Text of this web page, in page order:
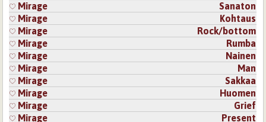
Mirage
Sanaton
Mirage
Kohtaus
Mirage
Rock/bottom
Mirage
Rumba
Mirage
Nainen
Mirage
Man
Mirage
Sakkaa
Mirage
Huomen
Mirage
Grief
Mirage
Present